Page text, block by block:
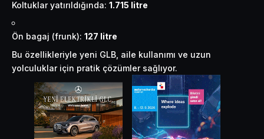
Koltuklar yatırıldığında: 1.715 litre
Ön bagaj (frunk): 127 litre
Bu özellikleriyle yeni GLB, aile kullanımı ve uzun
yolculuklar için pratik çözümler sağlıyor.